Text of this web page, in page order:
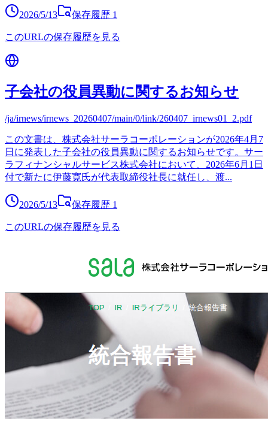
2026/5/13 保存履歴 1
このURLの保存履歴を見る
子会社の役員異動に関するお知らせ
/ja/irnews/irnews_20260407/main/0/link/260407_irnews01_2.pdf
この文書は、株式会社サーラコーポレーションが2026年4月7
日に発表した子会社の役員異動に関するお知らせです。サー
ラフィナンシャルサービス株式会社において、2026年6月1日
付で新たに伊藤寛氏が代表取締役社長に就任し、渡...
2026/5/13 保存履歴 1
このURLの保存履歴を見る